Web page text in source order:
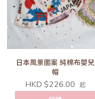
日本風景圖案 純棉布嬰兒
帽
HKD $226.00 起